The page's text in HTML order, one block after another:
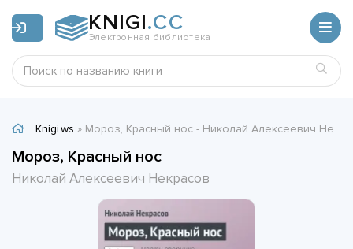
KNIGI.CC
Электронная библиотека
Knigi.ws » Мороз, Красный нос - Николай Алексеевич Некрасов
Мороз, Красный нос
Николай Алексеевич Некрасов